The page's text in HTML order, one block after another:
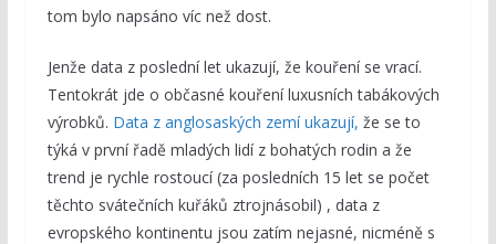
tom bylo napsáno víc než dost.
Jenže data z poslední let ukazují, že kouření se vrací.
Tentokrát jde o občasné kouření luxusních tabákových
výrobků. Data z anglosaských zemí ukazují, že se to
týká v první řadě mladých lidí z bohatých rodin a že
trend je rychle rostoucí (za posledních 15 let se počet
těchto svátečních kuřáků ztrojnásobil) , data z
evropského kontinentu jsou zatím nejasné, nicméně s